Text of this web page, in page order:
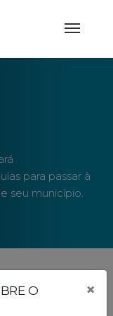
O
×
para passar à
seu município.